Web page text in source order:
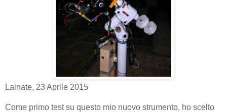
Lainate, 23 Aprile 2015
Come primo test su questo mio nuovo strumento, ho scelto